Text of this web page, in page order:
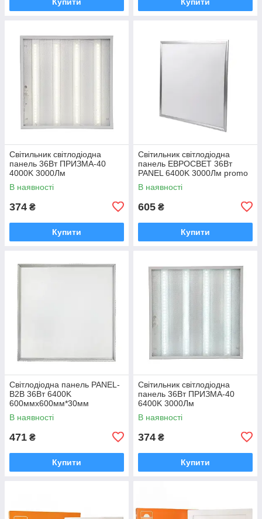
Світильник світлодіодна
панель 36Вт ПРИЗМА-40
4000K 3000Лм
В наявності
374 ₴
Купити
Світильник світлодіодна
панель ЕВРОСВЕТ 36Вт
PANEL 6400K 3000Лм promo
pack
В наявності
605 ₴
Купити
Світлодіодна панель PANEL-
B2B 36Вт 6400K
600ммх600мм*30мм
Евросвет
В наявності
471 ₴
Купити
Світильник світлодіодна
панель 36Вт ПРИЗМА-40
6400K 3000Лм
В наявності
374 ₴
Купити